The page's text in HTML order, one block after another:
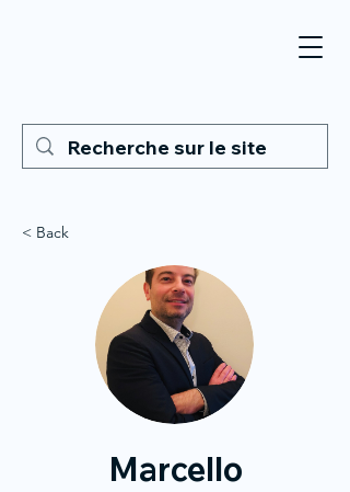
< Back
Marcello